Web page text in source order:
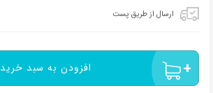
ارسال از طریق پست
افزودن به سبد خرید